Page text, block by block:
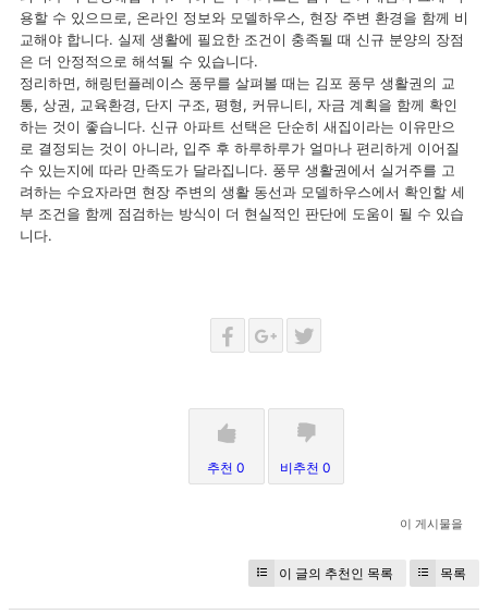
용할 수 있으므로, 온라인 정보와 모델하우스, 현장 주변 환경을 함께 비
교해야 합니다. 실제 생활에 필요한 조건이 충족될 때 신규 분양의 장점
은 더 안정적으로 해석될 수 있습니다.
정리하면, 해링턴플레이스 풍무를 살펴볼 때는 김포 풍무 생활권의 교
통, 상권, 교육환경, 단지 구조, 평형, 커뮤니티, 자금 계획을 함께 확인
하는 것이 좋습니다. 신규 아파트 선택은 단순히 새집이라는 이유만으
로 결정되는 것이 아니라, 입주 후 하루하루가 얼마나 편리하게 이어질
수 있는지에 따라 만족도가 달라집니다. 풍무 생활권에서 실거주를 고
려하는 수요자라면 현장 주변의 생활 동선과 모델하우스에서 확인할 세
부 조건을 함께 점검하는 방식이 더 현실적인 판단에 도움이 될 수 있습
니다.
추천 0 비추천 0
이 게시물을
이 글의 추천인 목록 목록